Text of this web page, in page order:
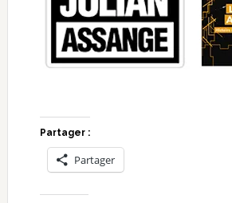
Partager :
Partager